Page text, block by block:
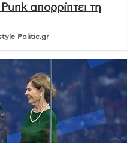
απορρίπτει τη
Politic.gr